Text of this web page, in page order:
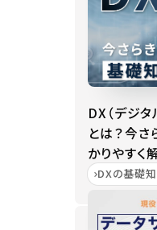
DX（デジタ
とは？今
かりやすく
DXの基礎